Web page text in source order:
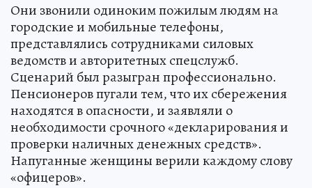
Они звонили одиноким пожилым людям на
городские и мобильные телефоны,
представлялись сотрудниками силовых
ведомств и авторитетных спецслужб.
Сценарий был разыгран профессионально.
Пенсионеров пугали тем, что их сбережения
находятся в опасности, и заявляли о
необходимости срочного «декларирования и
проверки наличных денежных средств».
Напуганные женщины верили каждому слову
«офицеров».